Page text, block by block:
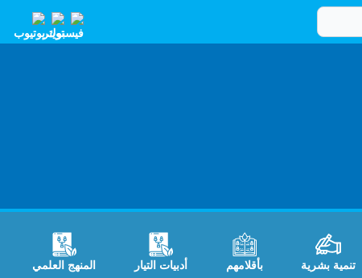
تنمية بشرية بأقلامهم أدبيات التيار المنهج العلمي